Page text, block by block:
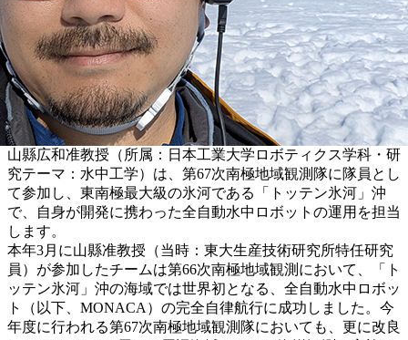
山縣広和准教授（所属：日本工業大学ロボティクス学科・研
究テーマ：水中工学）は、第67次南極地域観測隊に隊員とし
て参加し、東南極最大級の氷河である「トッテン氷河」沖
で、自身が開発に携わった全自動水中ロボットの運用を担当
します。
本年3月に山縣准教授（当時：東大生産技術研究所特任研究
員）が参加したチームは第66次南極地域観測において、「ト
ッテン氷河」沖の海域では世界初となる、全自動水中ロボッ
ト（以下、MONACA）の完全自律航行に成功しました。今
年度に行われる第67次南極地域観測隊においても、更に改良